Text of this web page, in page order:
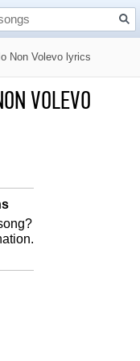
Io Non Volevo lyrics
VOLEVO